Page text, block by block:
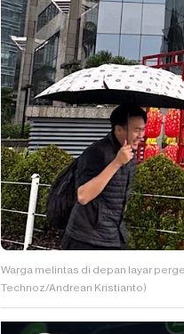
Warga melintas di depan layar
Technoz/Andrean Kristianto)